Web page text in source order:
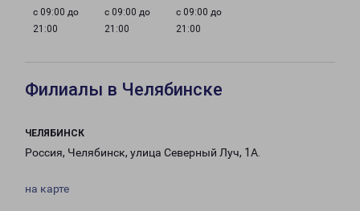
с 09:00 до
21:00
с 09:00 до
21:00
с 09:00 до
21:00
Филиалы в Челябинске
ЧЕЛЯБИНСК
Россия, Челябинск, улица Северный Луч, 1А.
на карте